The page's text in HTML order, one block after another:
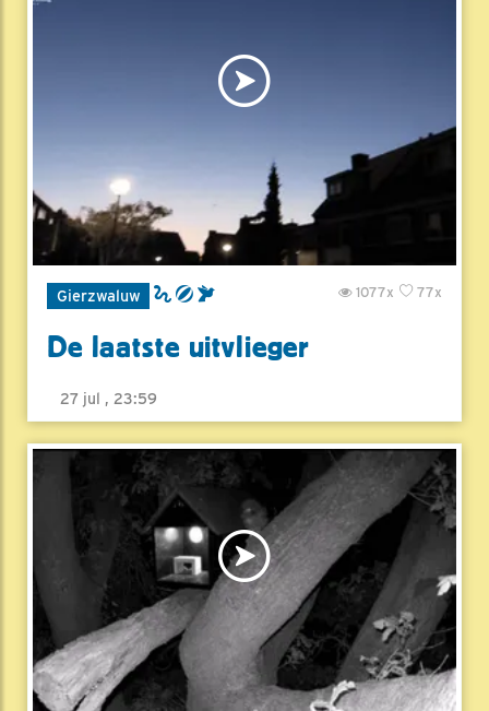
Gierzwaluw 77x
1077x
De laatste uitvlieger
27 jul , 23:59